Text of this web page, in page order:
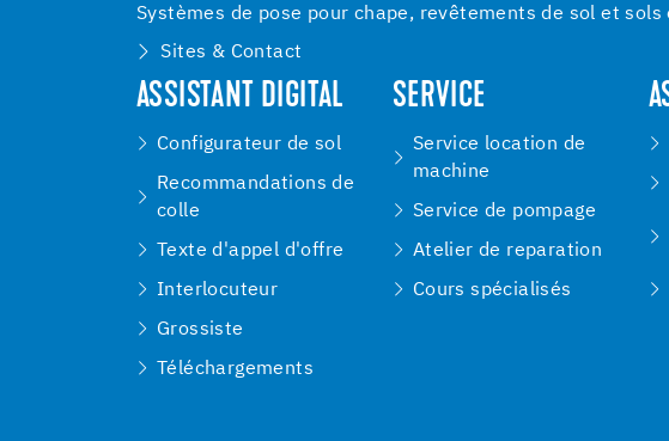
Systèmes de pose pour chape, revêtements de sol et sols
Sites & Contact
ASSISTANT DIGITAL
Configurateur de sol
Recommandations de
colle
Texte d'appel d'offre
Interlocuteur
Grossiste
Téléchargements
SERVICE
Service location de
machine
Service de pompage
Atelier de reparation
Cours spécialisés